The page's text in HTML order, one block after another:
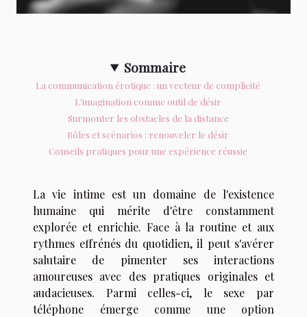
Sommaire
La communication érotique : un vecteur de complicité
L'imagination comme outil de désir
Surmonter les obstacles de la distance
Rôles et scénarios : renouveler le désir
Conseils pratiques pour une expérience réussie
La vie intime est un domaine de l'existence
humaine qui mérite d'être constamment
explorée et enrichie. Face à la routine et aux
rythmes effrénés du quotidien, il peut s'avérer
salutaire de pimenter ses interactions
amoureuses avec des pratiques originales et
audacieuses. Parmi celles-ci, le sexe par
téléphone émerge comme une option